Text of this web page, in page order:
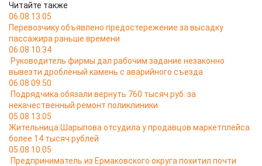
Читайте также
06.08 13:05
Перевозчику объявлено предостережение за высадку
пассажира раньше времени
06.08 10:34
Руководитель фирмы дал рабочим задание незаконно
вывезти дроблёный камень с аварийного съезда
06.08 09:50
Подрядчика обязали вернуть 760 тысяч руб. за
некачественный ремонт поликлиники
05.08 13:05
Жительница Шарыпова отсудила у продавцов маркетплейса
более 14 тысяч рублей
05.08 10:05
Предприниматель из Ермаковского округа похитил почти